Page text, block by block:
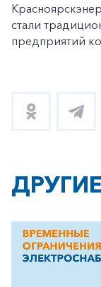
стали
предприятий